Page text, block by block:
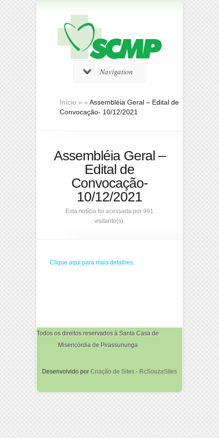
Navigation
Início » » Assembléia Geral – Edital de
Convocação- 10/12/2021
Assembléia Geral –
Edital de
Convocação-
10/12/2021
Esta notícia foi acessada por 991
visitante(s).
Clique aqui para mais detalhes.
Todos os direitos reservados à Santa Casa de
Misericórdia de Pirassununga
Desenvolvido por Criação de Sites - RcSouzaSites